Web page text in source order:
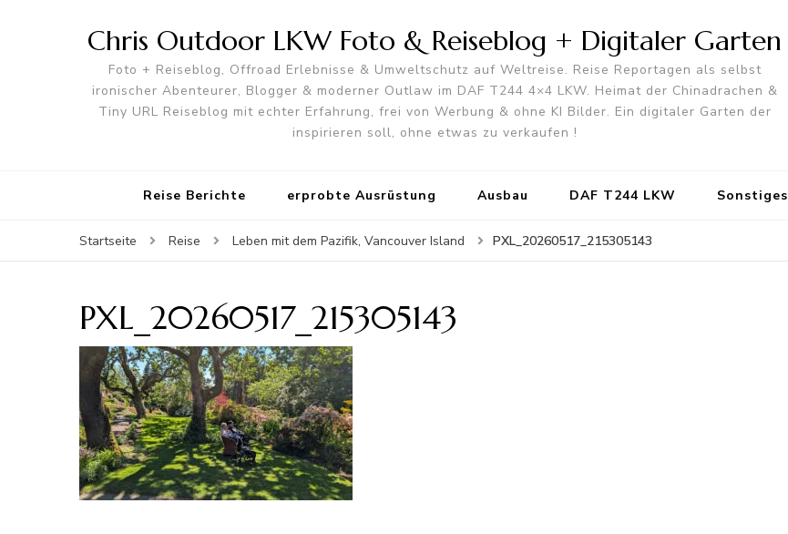
Chris Outdoor LKW Foto & Reiseblog + Digitaler Garten
Foto + Reiseblog, Offroad Erlebnisse & Umweltschutz auf Weltreise. Reise Reportagen als selbst
ironischer Abenteurer, Blogger & moderner Outlaw im DAF T244 4×4 LKW. Heimat der Chinadrachen &
Tiny URL Reiseblog mit echter Erfahrung, frei von Werbung & ohne KI Bilder. Ein digitaler Garten der
inspirieren soll, ohne etwas zu verkaufen !
Reise Berichte erprobte Ausrüstung Ausbau DAF T244 LKW Sonstiges
Startseite Reise Leben mit dem Pazifik, Vancouver Island PXL_20260517_215305143
PXL_20260517_215305143